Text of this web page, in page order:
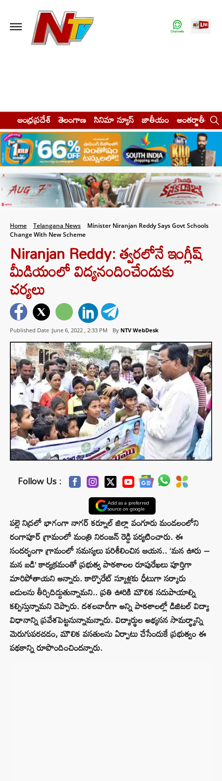
ఆంధ్రప్రదేశ్ తెలంగాణ సినిమా న్యూస్ జాతీయం అంతర్జాతీయం
Home Telangana News
Minister Niranjan Reddy Says Govt Schools
Change With New Scheme
Niranjan Reddy: త్వరలోనే ఇంగ్లీష్
మీడియంలో విద్యనందించేందుకు
చర్యలు
Published Date :June 6, 2022 , 2:33 PM By NTV WebDesk
Follow Us :
Add as a preferred
source on google
పల్లె నిద్రలో భాగంగా నాగర్ కర్నూల్ జిల్లా వంగూరు మండలంలోని
రంగాపూర్ గ్రామంలో మంత్రి నిరంజన్ రెడ్డి పర్యటించారు. ఈ
సందర్భంగా గ్రామంలో సమస్యలు పరిశీలించిన ఆయన.. ‘మన ఊరు –
మన బడి’ కార్యక్రమంతో ప్రభుత్వ పాఠశాలల రూపురేఖలు పూర్తిగా
మారిపోతాయని అన్నారు. కార్పొరేట్‌ స్కూళ్లకు ధీటుగా సర్కారు
బడులను తీర్చిదిద్దుతున్నామని.. ప్రతి ఊరికి మౌలిక సదుపాయాల్ని
కల్పిస్తున్నామని చెప్పారు. దశలవారీగా అన్ని పాఠశాలల్లో డిజిటల్‌ విద్యా
విధానాన్ని ప్రవేశపెట్టనున్నామన్నారు. విద్యార్థుల అభ్యసన సామర్థ్యాన్ని
మెరుగుపరచడం, మౌలిక వసతులను ఏర్పాటు చేసేందుకే ప్రభుత్వం ఈ
పథకాన్ని రూపొందించిందన్నారు.